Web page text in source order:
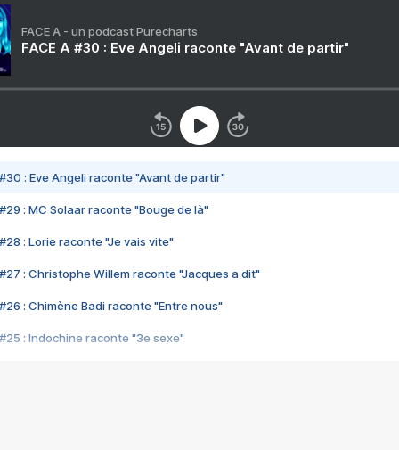
FACE A - un podcast Purecharts
FACE A #30 : Eve Angeli raconte "Avant de partir"
#30 : Eve Angeli raconte "Avant de partir"
#29 : MC Solaar raconte "Bouge de là"
#28 : Lorie raconte "Je vais vite"
#27 : Christophe Willem raconte "Jacques a dit"
#26 : Chimène Badi raconte "Entre nous"
#25 : Indochine raconte "3e sexe"